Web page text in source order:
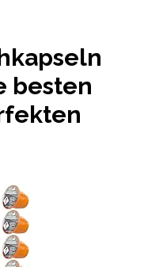
besten